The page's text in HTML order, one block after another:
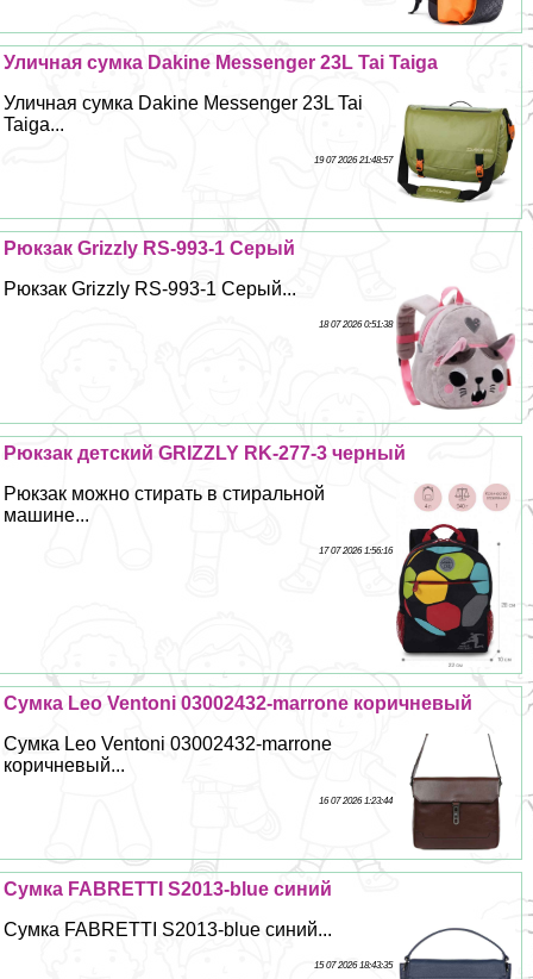
Уличная сумка Dakine Messenger 23L Tai Taiga
Уличная сумка Dakine Messenger 23L Tai
Taiga...
19 07 2026 21:48:57
Рюкзак Grizzly RS-993-1 Серый
Рюкзак Grizzly RS-993-1 Серый...
18 07 2026 0:51:38
Рюкзак детский GRIZZLY RK-277-3 черный
Рюкзак можно стирать в стиральной
машине...
17 07 2026 1:56:16
Сумка Leo Ventoni 03002432-marrone коричневый
Сумка Leo Ventoni 03002432-marrone
коричневый...
16 07 2026 1:23:44
Сумка FABRETTI S2013-blue синий
Сумка FABRETTI S2013-blue синий...
15 07 2026 18:43:35